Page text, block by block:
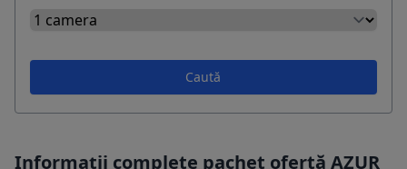
Caută
Informații complete pachet ofertă AZUR